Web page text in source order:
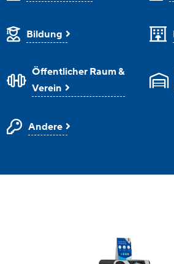
Bildung
Öffentlicher Raum &
Verein
Andere